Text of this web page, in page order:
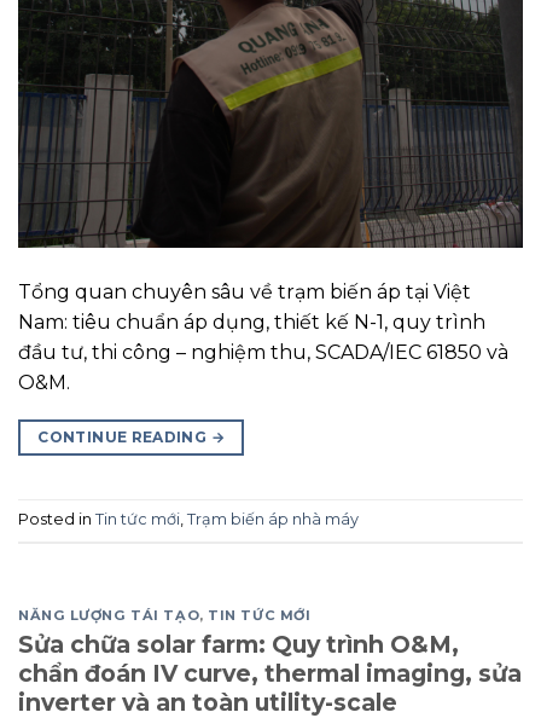
Tổng quan chuyên sâu về trạm biến áp tại Việt
Nam: tiêu chuẩn áp dụng, thiết kế N-1, quy trình
đầu tư, thi công – nghiệm thu, SCADA/IEC 61850 và
O&M.
CONTINUE READING →
Posted in Tin tức mới, Trạm biến áp nhà máy
NĂNG LƯỢNG TÁI TẠO, TIN TỨC MỚI
Sửa chữa solar farm: Quy trình O&M,
chẩn đoán IV curve, thermal imaging, sửa
inverter và an toàn utility-scale